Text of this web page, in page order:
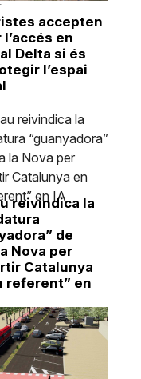
accepten
en
Delta si és
l’espai
reivindica la
de
Nova per
Catalunya
referent” en